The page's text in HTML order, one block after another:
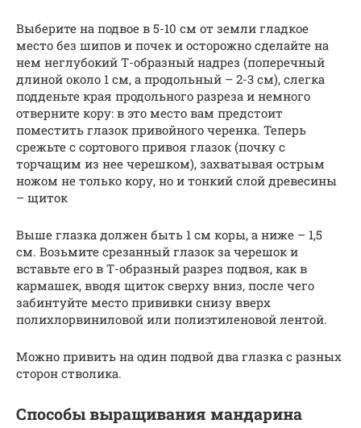
Выберите на подвое в 5-10 см от земли гладкое
место без шипов и почек и осторожно сделайте на
нем неглубокий Т-образный надрез (поперечный
длиной около 1 см, а продольный – 2-3 см), слегка
подденьте края продольного разреза и немного
отверните кору: в это место вам предстоит
поместить глазок привойного черенка. Теперь
срежьте с сортового привоя глазок (почку с
торчащим из нее черешком), захватывая острым
ножом не только кору, но и тонкий слой древесины
– щиток
Выше глазка должен быть 1 см коры, а ниже – 1,5
см. Возьмите срезанный глазок за черешок и
вставьте его в Т-образный разрез подвоя, как в
кармашек, вводя щиток сверху вниз, после чего
забинтуйте место прививки снизу вверх
полихлорвиниловой или полиэтиленовой лентой.
Можно привить на один подвой два глазка с разных
сторон стволика.
Способы выращивания мандарина